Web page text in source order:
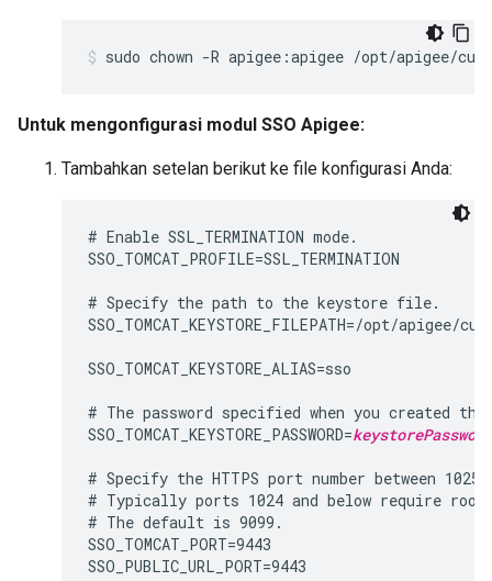
sudo chown -R apigee:apigee /opt/apigee/
Untuk mengonfigurasi modul SSO Apigee:
Tambahkan setelan berikut ke file konfigurasi Anda:
# Enable SSL_TERMINATION mode.
SSO_TOMCAT_PROFILE=SSL_TERMINATION
# Specify the path to the keystore file.
SSO_TOMCAT_KEYSTORE_FILEPATH=/opt/
SSO_TOMCAT_KEYSTORE_ALIAS=sso
# The password specified when you created
SSO_TOMCAT_KEYSTORE_PASSWORD=keystorePassword
# Specify the HTTPS port number between 1025
# Typically ports 1024 and below require root
# The default is 9099.
SSO_TOMCAT_PORT=9443
SSO_PUBLIC_URL_PORT=9443